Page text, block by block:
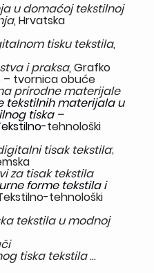
u domaćoj tekstilnoj
, Hrvatska
tisku tekstila,
i praksa, Grafko
– tvornica obuće
prirodne materijale
tekstilnih materijala u
tiska –
-tehnološki
tisak tekstila;
za tisak tekstila
forme tekstila i
tehnološki
tekstila u modnoj
tiska tekstila…